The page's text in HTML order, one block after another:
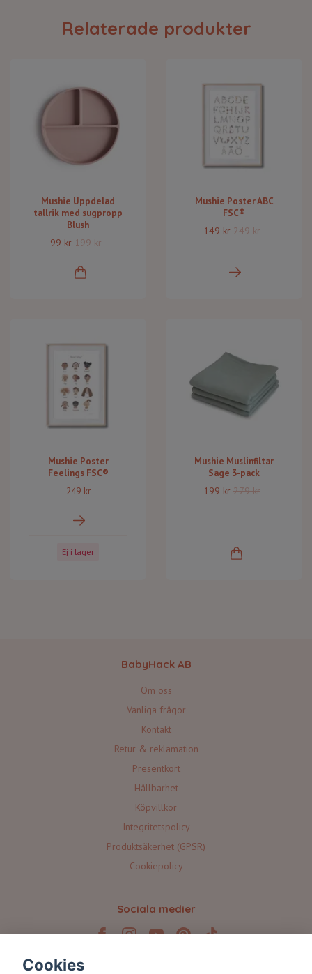
Relaterade produkter
Mushie Uppdelad
tallrik med sugpropp
Blush
99 kr 199 kr
Mushie Poster ABC
FSC®
149 kr 249 kr
Mushie Poster
Feelings FSC®
249 kr
Ej i lager
Mushie Muslinfiltar
Sage 3-pack
199 kr 279 kr
BabyHack AB
Om oss
Vanliga frågor
Kontakt
Retur & reklamation
Presentkort
Hållbarhet
Köpvillkor
Integritetspolicy
Produktsäkerhet (GPSR)
Cookiepolicy
Sociala medier
Cookies